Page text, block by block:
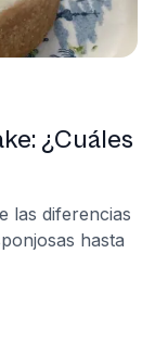
¿Cuáles
las diferencias
hasta